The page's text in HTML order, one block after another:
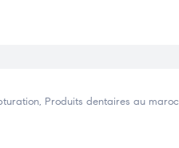
, Produits dentaires au maroc